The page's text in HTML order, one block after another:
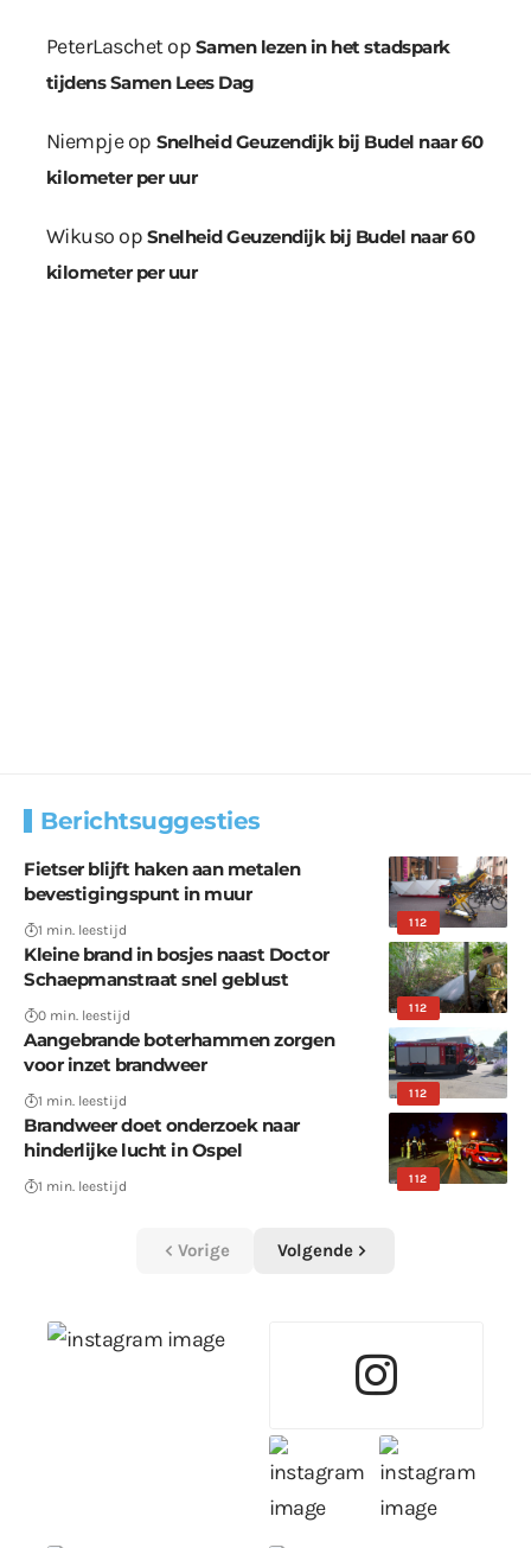
PeterLaschetop Samen lezen in het stadspark
tijdens Samen Lees Dag
Niempjeop Snelheid Geuzendijk bij Budel naar 60
kilometer per uur
Wikuso op Snelheid Geuzendijk bij Budel naar 60
kilometer per uur
Berichtsuggesties
112
Fietser blijft haken aan metalen
bevestigingspunt in muur
1 min. leestijd
112
Kleine brand in bosjes naast Doctor
Schaepmanstraat snel geblust
0 min. leestijd
112
Aangebrande boterhammen zorgen
voor inzet brandweer
1 min. leestijd
112
Brandweer doet onderzoek naar
hinderlijke lucht in Ospel
1 min. leestijd
Vorige Volgende